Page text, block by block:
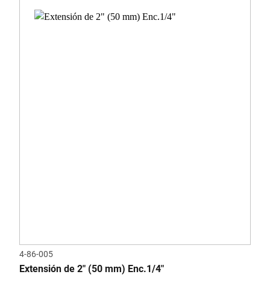
4-86-005
Extensión de 2" (50 mm) Enc.1/4"